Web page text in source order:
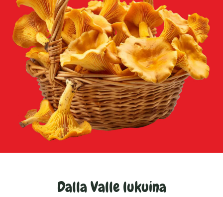
Dalla Valle lukuina